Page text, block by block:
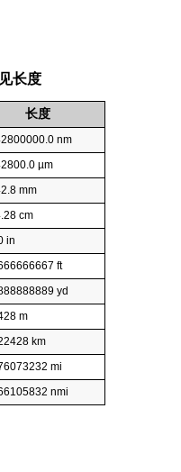
长度
长度
nm
µm
mm
cm
in
ft
yd
m
km
mi
nmi